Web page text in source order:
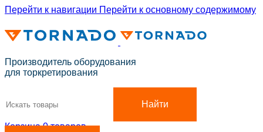
Перейти к навигации Перейти к основному содержимому
Производитель оборудования
для торкретирования
Найти
Корзина0товаров